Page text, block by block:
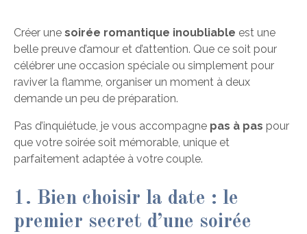
Créer une soirée romantique inoubliable est une
belle preuve d’amour et d’attention. Que ce soit pour
célébrer une occasion spéciale ou simplement pour
raviver la flamme, organiser un moment à deux
demande un peu de préparation.
Pas d’inquiétude, je vous accompagne pas à pas pour
que votre soirée soit mémorable, unique et
parfaitement adaptée à votre couple.
1. Bien choisir la date : le
premier secret d’une soirée